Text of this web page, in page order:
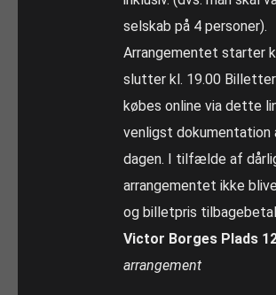
selskab på 4 personer).
Arrangementet starter
slutter kl. 19.00 Billetter
købes online via dette
venligst dokumentation
dagen. I tilfælde af
arrangementet ikke
og billetpris
Victor Borges Plads
arrangement